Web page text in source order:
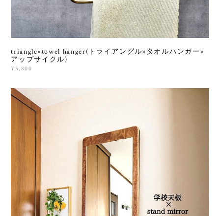
triangle×towel hanger(トライアングル×タオルハンガー×
アップサイクル)
¥5,800